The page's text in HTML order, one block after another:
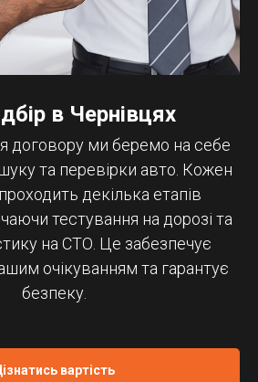
в Чернівцях
договору ми беремо на себе
та перевірки авто. Кожен
декілька етапів
тестування на дорозі та
на СТО. Це забезпечує
очікуванням та гарантує
безпеку.
вартість